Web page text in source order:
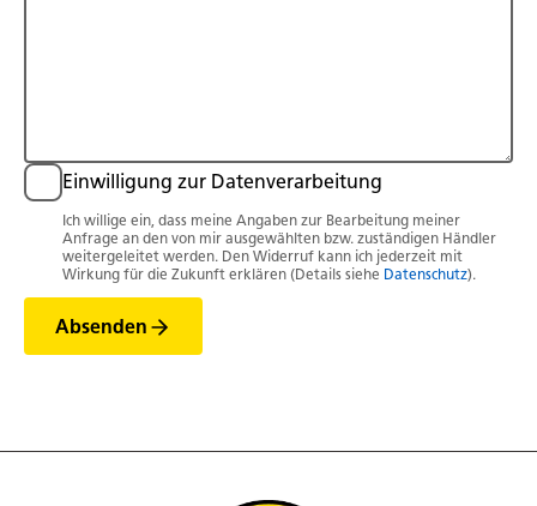
Einwilligung zur Datenverarbeitung
Ich willige ein, dass meine Angaben zur Bearbeitung meiner
Anfrage an den von mir ausgewählten bzw. zuständigen Händler
weitergeleitet werden. Den Widerruf kann ich jederzeit mit
Wirkung für die Zukunft erklären (Details siehe Datenschutz).
Absenden